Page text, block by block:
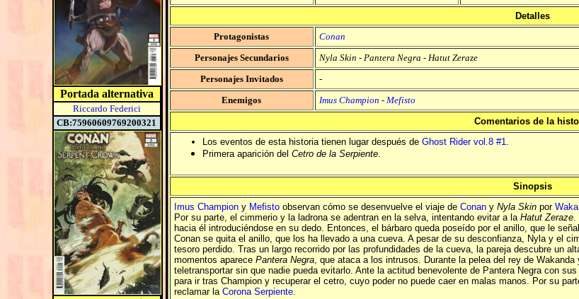
Portada alternativa
Riccardo Federici
CB:75960609769200321
Detalles
Protagonistas
Conan
Personajes Secundarios
Nyla Skin - Pantera Negra - Hatut Zeraze
Personajes Invitados
-
Enemigos
Imus Champion - Mefisto
Comentarios de la
Los eventos de esta historia tienen lugar después de Ghost Rider vol.8 #1.
Primera aparición del Cetro de la Serpiente.
Sinopsis
Imus Championy Mefistoobservan cómo se desenvuelve el viaje de Conany Nyla Skinpor
Por su parte, el cimmerio y la ladrona se adentran en la selva, intentando evitar a la Hatut Zeraze.
hacia él introduciéndose en su dedo. Entonces, el bárbaro queda poseído por el anillo, que le
Conan se quita el anillo, que los ha llevado a una cueva. A pesar de su desconfianza, Nyla y el
tesoro perdido. Tras un largo recorrido por las profundidades de la cueva, la pareja descubre un
momentos aparece Pantera Negra, que ataca a los intrusos. Durante la pelea del rey de
teletransportar sin que nadie pueda evitarlo. Ante la actitud benevolente de Pantera Negra con
para ir tras Champion y recuperar el cetro, cuyo poder no puede caer en malas manos. Por su
reclamar la Corona Serpiente.